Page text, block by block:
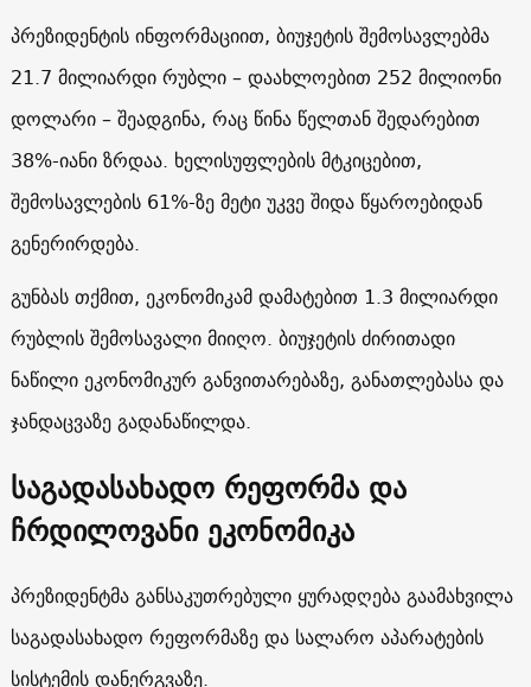
პრეზიდენტის ინფორმაციით, ბიუჯეტის შემოსავლებმა
21.7 მილიარდი რუბლი – დაახლოებით 252 მილიონი
დოლარი – შეადგინა, რაც წინა წელთან შედარებით
38%-იანი ზრდაა. ხელისუფლების მტკიცებით,
შემოსავლების 61%-ზე მეტი უკვე შიდა წყაროებიდან
გენერირდება.
გუნბას თქმით, ეკონომიკამ დამატებით 1.3 მილიარდი
რუბლის შემოსავალი მიიღო. ბიუჯეტის ძირითადი
ნაწილი ეკონომიკურ განვითარებაზე, განათლებასა და
ჯანდაცვაზე გადანაწილდა.
საგადასახადო რეფორმა და
ჩრდილოვანი ეკონომიკა
პრეზიდენტმა განსაკუთრებული ყურადღება გაამახვილა
საგადასახადო რეფორმაზე და სალარო აპარატების
სისტემის დანერგვაზე.